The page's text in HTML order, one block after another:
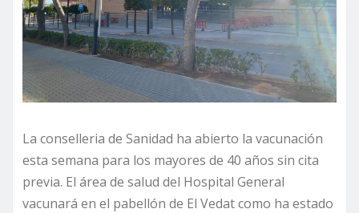
La conselleria de Sanidad ha abierto la vacunación
esta semana para los mayores de 40 años sin cita
previa. El área de salud del Hospital General
vacunará en el pabellón de El Vedat como ha estado